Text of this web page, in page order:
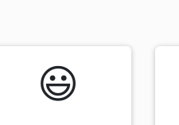
😃️